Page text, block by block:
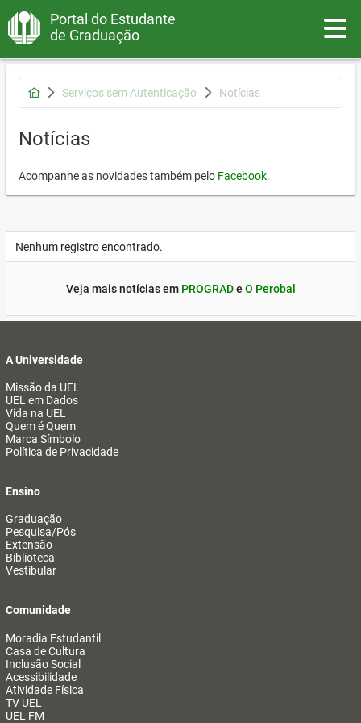
Portal do Estudante
de Graduação
Serviços sem Autenticação Notícias
Notícias
Acompanhe as novidades também pelo Facebook.
Nenhum registro encontrado.
Veja mais notícias em PROGRADe O Perobal
A Universidade
Missão da UEL
UEL em Dados
Vida na UEL
Quem é Quem
Marca Símbolo
Política de Privacidade
Ensino
Graduação
Pesquisa/Pós
Extensão
Biblioteca
Vestibular
Comunidade
Moradia Estudantil
Casa de Cultura
Inclusão Social
Acessibilidade
Atividade Física
TV UEL
UEL FM